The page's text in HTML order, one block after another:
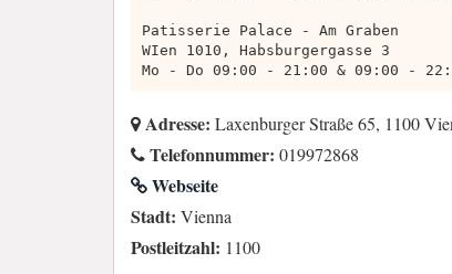
Patisserie Palace - Am Graben
WIen 1010, Habsburgergasse 3
Mo - Do 09:00 - 21:00 & 09:00 -
Adresse: Laxenburger Straße 65, 1100
Telefonnummer: 019972868
Webseite
Stadt: Vienna
Postleitzahl: 1100